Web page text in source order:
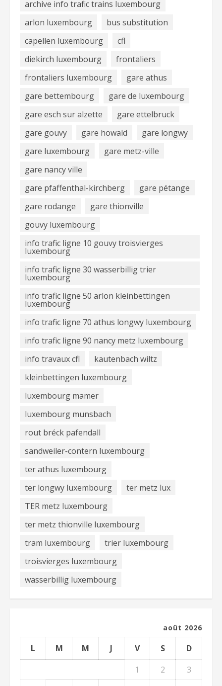
archive info trafic trains luxembourg
arlon luxembourg
bus substitution
capellen luxembourg
cfl
diekirch luxembourg
frontaliers
frontaliers luxembourg
gare athus
gare bettembourg
gare de luxembourg
gare esch sur alzette
gare ettelbruck
gare gouvy
gare howald
gare longwy
gare luxembourg
gare metz-ville
gare nancy ville
gare pfaffenthal-kirchberg
gare pétange
gare rodange
gare thionville
gouvy luxembourg
info trafic ligne 10 gouvy troisvierges
luxembourg
info trafic ligne 30 wasserbillig trier
luxembourg
info trafic ligne 50 arlon kleinbettingen
luxembourg
info trafic ligne 70 athus longwy luxembourg
info trafic ligne 90 nancy metz luxembourg
info travaux cfl
kautenbach wiltz
kleinbettingen luxembourg
luxembourg mamer
luxembourg munsbach
rout bréck pafendall
sandweiler-contern luxembourg
ter athus luxembourg
ter longwy luxembourg
ter metz lux
TER metz luxembourg
ter metz thionville luxembourg
tram luxembourg
trier luxembourg
troisvierges luxembourg
wasserbillig luxembourg
août 2026
L M M J V S
D
1
2
3